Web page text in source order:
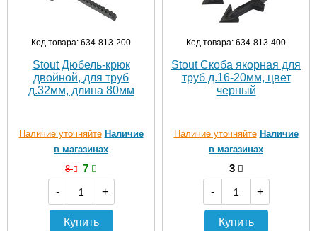
Код товара: 634-813-200
Stout Дюбель-крюк
двойной, для труб
д.32мм, длина 80мм
Наличие уточняйте Наличие
в магазинах
8
7
-
+
Купить
Код товара: 634-813-400
Stout Скоба якорная для
труб д.16-20мм, цвет
черный
Наличие уточняйте Наличие
в магазинах
3
-
+
Купить